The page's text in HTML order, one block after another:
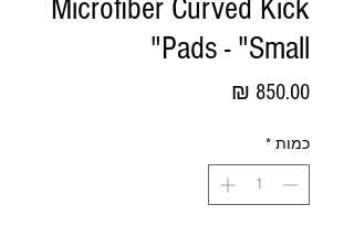
Microfiber Curved Kick
Pads - "Small"
כמות *